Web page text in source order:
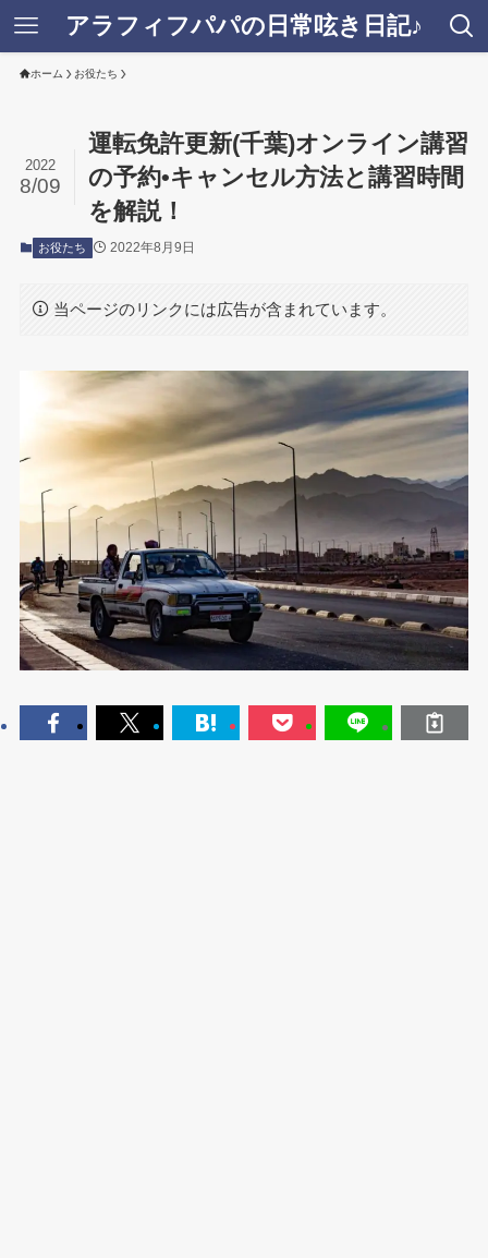
アラフィフパパの日常呟き日記♪
ホーム お役たち
運転免許更新(千葉)オンライン講習
の予約•キャンセル方法と講習時間
を解説！
2022
8/09
お役たち 2022年8月9日
当ページのリンクには広告が含まれています。